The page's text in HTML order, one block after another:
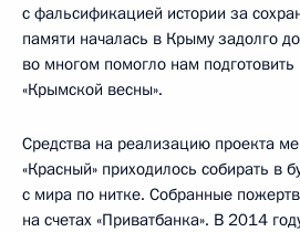
с фальсификацией истории за
памяти началась в Крыму задолго
во многом помогло нам
«Крымской весны».
Средства на реализацию проекта
«Красный» приходилось собирать в
с мира по нитке. Собранные
на счетах «Приватбанка». В 2014